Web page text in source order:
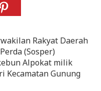
Rakyat Daerah
(Sosper)
Alpokat milik
Kecamatan Gunung